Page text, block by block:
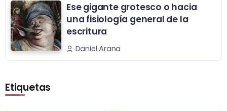
Ese gigante grotesco o hacia
una fisiología general de la
escritura
Daniel Arana
Etiquetas